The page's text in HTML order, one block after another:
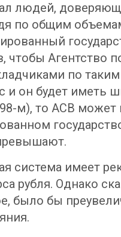
людей,
по общим
чтобы Агентство
по
и он будет иметь
м), то АСВ
система имеет
рубля. Однако
было бы